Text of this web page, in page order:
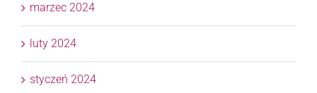
marzec 2024
luty 2024
styczeń 2024